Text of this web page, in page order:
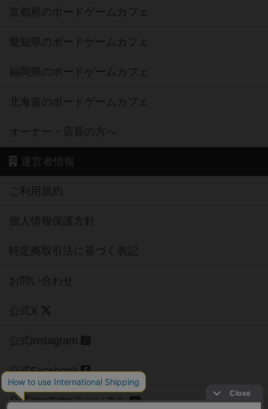
京都府のボードゲームカフェ
愛知県のボードゲームカフェ
福岡県のボードゲームカフェ
北海道のボードゲームカフェ
オーナー・店長の方へ
運営者情報
ご利用規約
個人情報保護方針
特定商取引法に基づく表記
お問い合わせ
公式X
公式instagram
公式Facebook
公式YouTubeチャンネル